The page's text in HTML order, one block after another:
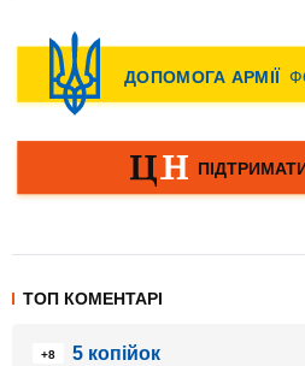
ТОП КОМЕНТАРІ
+8
5 копійок